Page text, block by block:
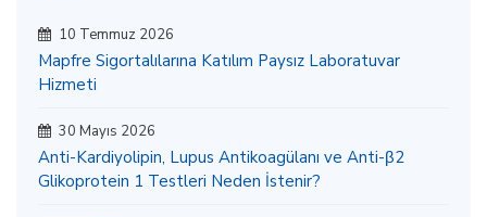
10 Temmuz 2026
Mapfre Sigortalılarına Katılım Paysız Laboratuvar
Hizmeti
30 Mayıs 2026
Anti-Kardiyolipin, Lupus Antikoagülanı ve Anti-β2
Glikoprotein 1 Testleri Neden İstenir?